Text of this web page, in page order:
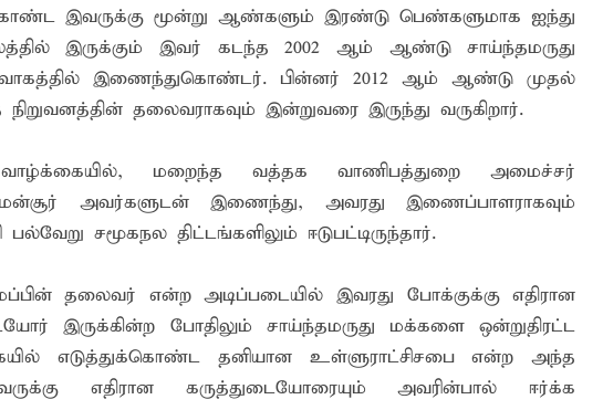
இவருக்கு மூன்று ஆண்களும் இரண்டு பெண்களுமாக ஐந்து
இருக்கும் இவர் கடந்த 2002 ஆம் ஆண்டு சாய்ந்தமருது
இணைந்துகொண்டர். பின்னர் 2012 ஆம் ஆண்டு முதல்
தலைவராகவும் இன்றுவரை இருந்து வருகிறார்.
மறைந்த வத்தக வாணிபத்துறை அமைச்சர்
அவர்களுடன் இணைந்து, அவரது இணைப்பாளராகவும்
பல்வேறு சமூகநல திட்டங்களிலும் ஈடுபட்டிருந்தார்.
தலைவர் என்ற அடிப்படையில் இவரது போக்குக்கு எதிரான
இருக்கின்ற போதிலும் சாய்ந்தமருது மக்களை ஒன்றுதிரட்ட
எடுத்துக்கொண்ட தனியான உள்ளுராட்சிசபை என்ற அந்த
எதிரான கருத்துடையோரையும் அவரின்பால் ஈர்க்க